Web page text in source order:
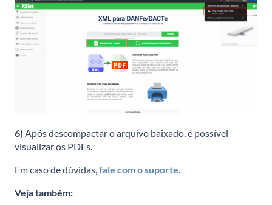
6) Após descompactar o arquivo baixado, é possível
visualizar os PDFs.
Em caso de dúvidas,fale com o suporte.
Veja também: